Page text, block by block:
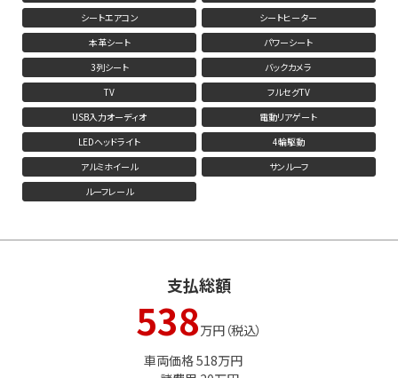
シートエアコン
シートヒーター
本革シート
パワーシート
3列シート
バックカメラ
TV
フルセグTV
USB入力オーディオ
電動リアゲート
LEDヘッドライト
4輪駆動
アルミホイール
サンルーフ
ルーフレール
支払総額
538万円（税込）
車両価格 518万円